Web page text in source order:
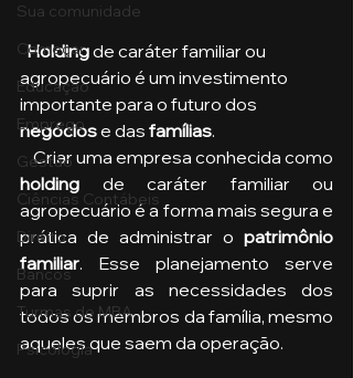
Sua comunidade
Começar
Educação
Emprego
Gestão
Ciências Contábeis
Direito
Bancos
Turmas de MBA
Psicologia
  Holding
de caráter familiar ou
agropecuário é um investimento
importante para o futuro dos
negócios e das famílias.
    Criar uma empresa conhecida como
holding de caráter familiar ou
agropecuário é a forma mais segura e
prática de administrar o patrimônio
familiar. Esse planejamento serve
para suprir as necessidades dos
todos os membros da família, mesmo
aqueles que saem da operação.